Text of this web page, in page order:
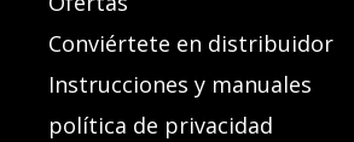
Conviértete en distribuidor
Instrucciones y manuales
política de privacidad